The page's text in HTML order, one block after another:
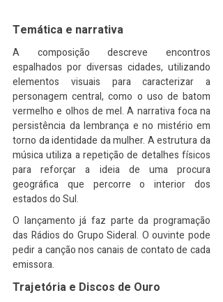
Temática e narrativa
A composição descreve encontros
espalhados por diversas cidades, utilizando
elementos visuais para caracterizar a
personagem central, como o uso de batom
vermelho e olhos de mel. A narrativa foca na
persistência da lembrança e no mistério em
torno da identidade da mulher. A estrutura da
música utiliza a repetição de detalhes físicos
para reforçar a ideia de uma procura
geográfica que percorre o interior dos
estados do Sul.
O lançamento já faz parte da programação
das Rádios do Grupo Sideral. O ouvinte pode
pedir a canção nos canais de contato de cada
emissora.
Trajetória e Discos de Ouro